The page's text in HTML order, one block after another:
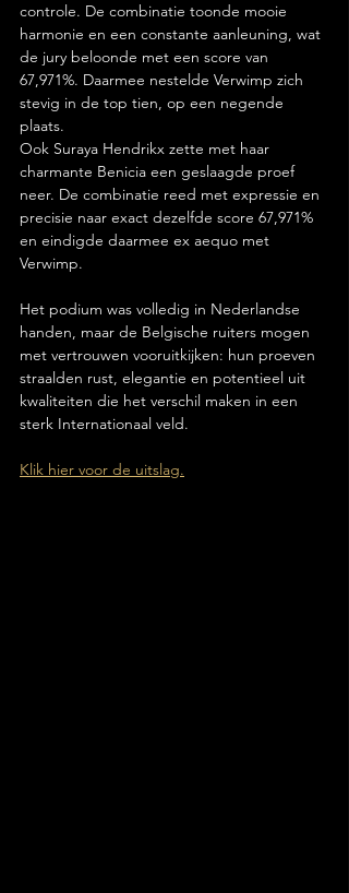
controle. De combinatie toonde mooie
harmonie en een constante aanleuning, wat
de jury beloonde met een score van
67,971%. Daarmee nestelde Verwimp zich
stevig in de top tien, op een negende
plaats.
Ook Suraya Hendrikx zette met haar
charmante Benicia een geslaagde proef
neer. De combinatie reed met expressie en
precisie naar exact dezelfde score 67,971%
en eindigde daarmee ex aequo met
Verwimp.
Het podium was volledig in Nederlandse
handen, maar de Belgische ruiters mogen
met vertrouwen vooruitkijken: hun proeven
straalden rust, elegantie en potentieel uit
kwaliteiten die het verschil maken in een
sterk Internationaal veld.
Klik hier voor de uitslag.